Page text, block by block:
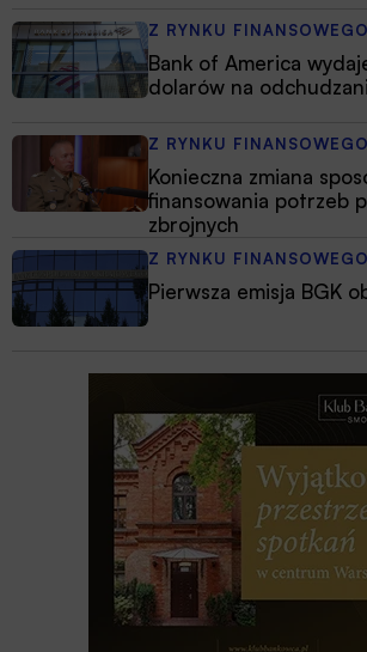
Z RYNKU FINANSOWEGO
Bank of America
dolarów na
Z RYNKU FINANSOWEGO
Konieczna zmiana
finansowania potrzeb
zbrojnych
Z RYNKU FINANSOWEGO
Pierwsza emisja BGK